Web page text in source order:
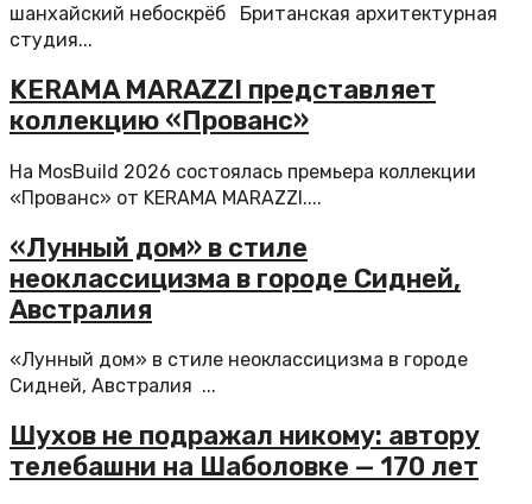
шанхайский небоскрёб Британская архитектурная
студия...
KERAMA MARAZZI представляет
коллекцию «Прованс»
На MosBuild 2026 состоялась премьера коллекции
«Прованс» от KERAMA MARAZZI....
«Лунный дом» в стиле
неоклассицизма в городе Сидней,
Австралия
«Лунный дом» в стиле неоклассицизма в городе
Сидней, Австралия ...
Шухов не подражал никому: автору
телебашни на Шаболовке — 170 лет